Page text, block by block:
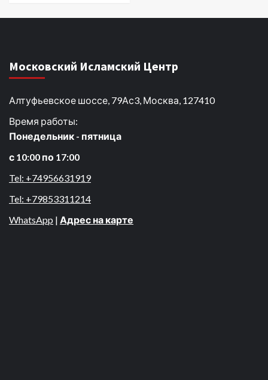
Московский Исламский Центр
Алтуфьевское шоссе, 79Ас3, Москва, 127410
Время работы:
Понедельник - пятница
с 10:00 по 17:00
Tel: +74956631919
Tel: +79853311214
WhatsApp | Адрес на карте